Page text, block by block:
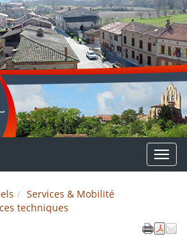
Menu
Services & Mobilité
techniques